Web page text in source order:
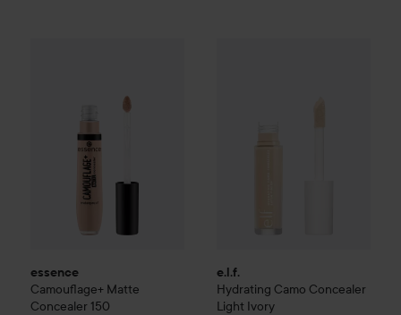
essence
Camouflage+ Matte
Concealer 150
e.l.f.
Hydrating Camo Concealer
Light Ivory